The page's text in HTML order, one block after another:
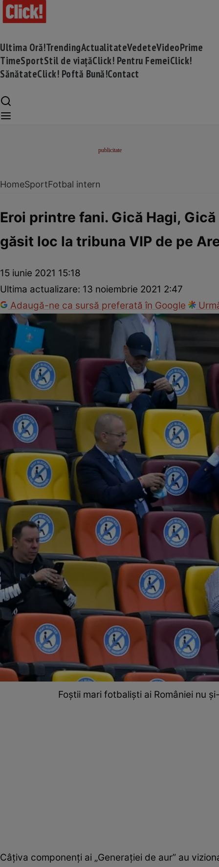
Ultima Oră!TrendingActualitateVedeteVideoPrime
TimeSportStil de viațăClick! Pentru FemeiClick!
SănătateClick! Poftă Bună!Contact
HomeSportFotbal intern
Eroi printre fani. Gică Hagi,
găsit loc la tribuna VIP de pe
15 iunie 2021 15:18
Ultima actualizare: 13 noiembrie 2021 2:47
Adaugă-ne ca sursă preferată în Google
Foștii mari fotbaliști ai României nu
Câțiva componenți ai „Generației de aur” au